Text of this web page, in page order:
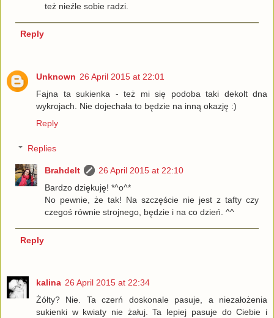
też nieźle sobie radzi.
Reply
Unknown 26 April 2015 at 22:01
Fajna ta sukienka - też mi się podoba taki dekolt dna
wykrojach. Nie dojechała to będzie na inną okazję :)
Reply
Replies
Brahdelt
26 April 2015 at 22:10
Bardzo dziękuję! *^o^*
No pewnie, że tak! Na szczęście nie jest z tafty czy
czegoś równie strojnego, będzie i na co dzień. ^^
Reply
kalina 26 April 2015 at 22:34
Żółty? Nie. Ta czerń doskonale pasuje, a niezałożenia
sukienki w kwiaty nie żałuj. Ta lepiej pasuje do Ciebie i